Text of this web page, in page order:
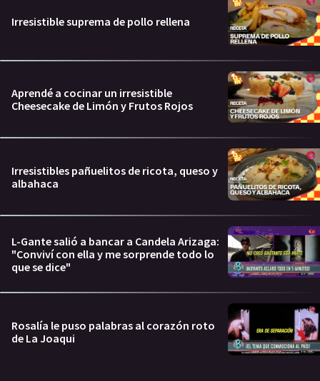
Irresistible suprema de pollo rellena
Aprendé a cocinar un irresistible
Cheesecake de Limón y Frutos Rojos
Irresistibles pañuelitos de ricota, queso y
albahaca
L-Gante salió a bancar a Candela Arizaga:
"Conviví con ella y me sorprende todo lo
que se dice"
Rosalía le puso palabras al corazón roto
de La Joaqui